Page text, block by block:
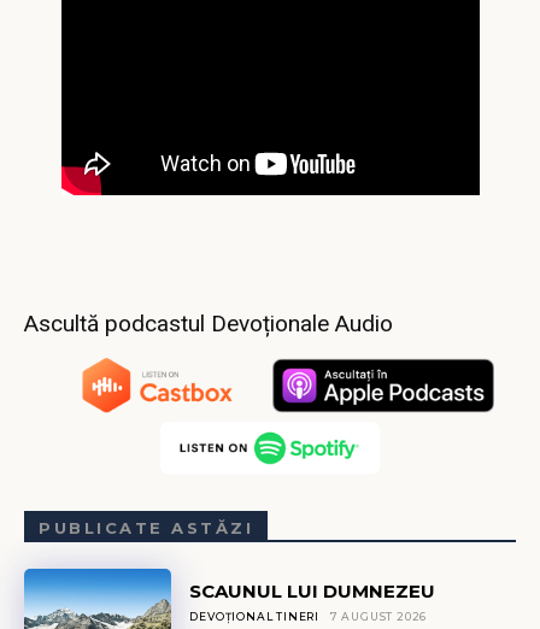
Ascultă podcastul Devoționale Audio
PUBLICATE ASTĂZI
SCAUNUL LUI DUMNEZEU
DEVOȚIONAL TINERI 7 AUGUST 2026